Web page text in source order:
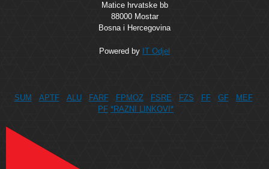
Matice hrvatske bb
88000 Mostar
Bosna i Hercegovina
Powered by IT Odjel
SUM APTF ALU FARF FPMOZ FSRE FZS FF GF
MEF
PF *RAZNI LINKOVI*